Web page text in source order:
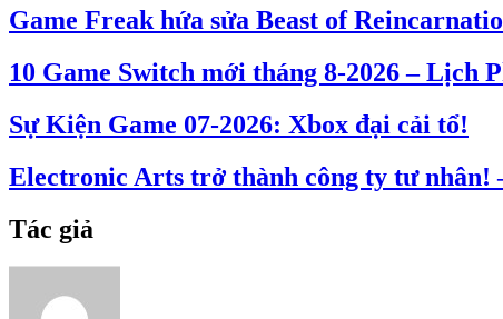
Game Freak hứa sửa Beast of
10 Game Switch mới tháng 8-2026 – Lịch
Sự Kiện Game 07-2026: Xbox đại cải tổ!
Electronic Arts trở thành công ty tư nhân!
Tác giả